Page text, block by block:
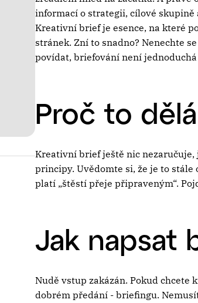
informací o strategii, cílové skupině
Kreativní brief je esence, na které
stránek. Zní to snadno? Nenechte
povídat, briefování není
Proč to
Kreativní brief ještě nic nezaručuje,
principy. Uvědomte si, že je to
platí „štěstí přeje připraveným“.
Jak napsat
Nudě vstup zakázán. Pokud
dobrém předání - briefingu.